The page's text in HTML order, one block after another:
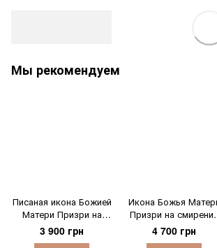
Мы рекомендуем
Писаная икона Божией
Матери Призри на
смирение 15,5 Х 20 см
3 900 грн
Икона Божья
Призри на
писаная на холсте 19 Х
26 см
4 700 грн